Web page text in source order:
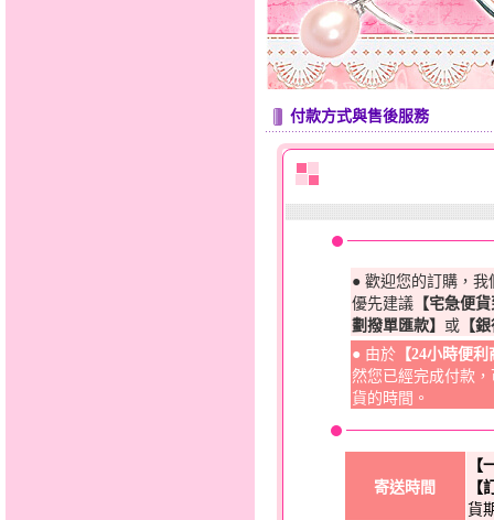
付款方式與售後服務
● 歡迎您的訂購，
優先建議 【宅急便
劃撥單匯款】 或 【
● 由於 【24小時便
然您已經完成付款
貨的時間。
寄送時間
【
【
貨